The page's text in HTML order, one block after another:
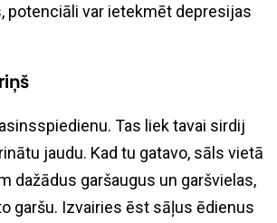
potenciāli var ietekmēt depresijas
Tas liek tavai sirdij
jaudu. Kad tu gatavo, sāls vietā
dažādus garšaugus un garšvielas,
garšu. Izvairies ēst sāļus ēdienus